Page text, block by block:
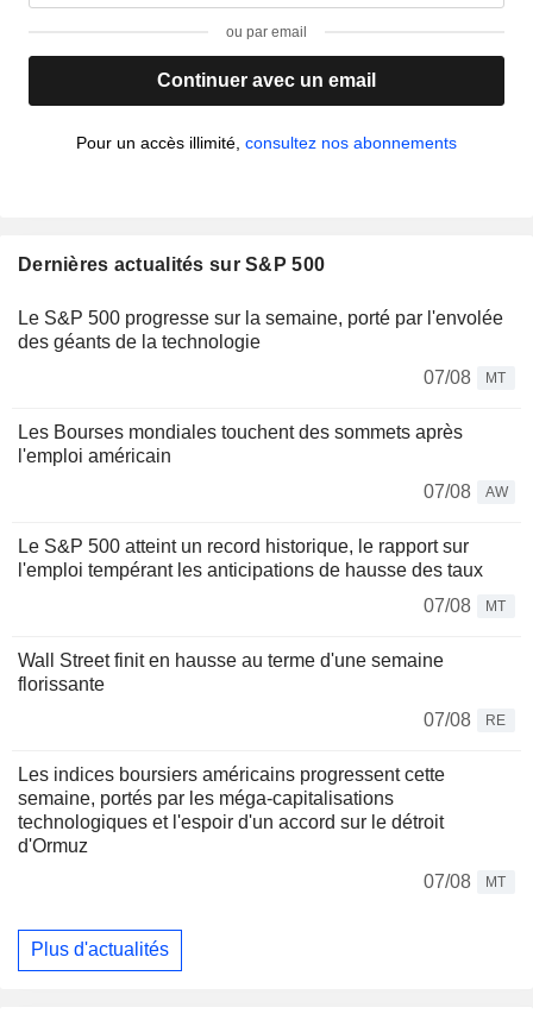
ou par email
Continuer avec un email
Pour un accès illimité, consultez nos abonnements
Dernières actualités sur S&P 500
Le S&P 500 progresse sur la semaine, porté par l'envolée
des géants de la technologie
07/08
MT
Les Bourses mondiales touchent des sommets après
l'emploi américain
07/08
AW
Le S&P 500 atteint un record historique, le rapport sur
l'emploi tempérant les anticipations de hausse des taux
07/08
MT
Wall Street finit en hausse au terme d'une semaine
florissante
07/08
RE
Les indices boursiers américains progressent cette
semaine, portés par les méga-capitalisations
technologiques et l'espoir d'un accord sur le détroit
d'Ormuz
07/08
MT
Plus d'actualités